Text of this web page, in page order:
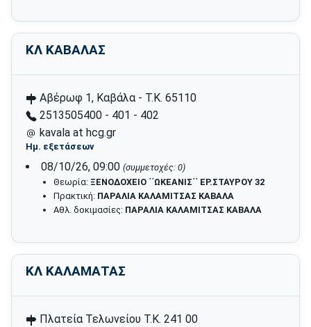
ΚΛ ΚΑΒΑΛΑΣ
Αβέρωφ 1, Καβάλα - Τ.Κ. 65110
2513505400 - 401 - 402
kavala at hcg.gr
Ημ. εξετάσεων
08/10/26, 09:00 (συμμετοχές: 0)
Θεωρία: ΞΕΝΟΔΟΧΕΙΟ ΄΄ΩΚΕΑΝΙΣ΄΄ ΕΡ.ΣΤΑΥΡΟΥ 32
Πρακτική: ΠΑΡΑΛΙΑ ΚΑΛΑΜΙΤΣΑΣ ΚΑΒΑΛΑ
Αθλ. δοκιμασίες: ΠΑΡΑΛΙΑ ΚΑΛΑΜΙΤΣΑΣ ΚΑΒΑΛΑ
ΚΛ ΚΑΛΑΜΑΤΑΣ
Πλατεία Τελωνείου T.K. 241 00